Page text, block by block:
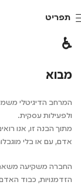
תפריט
♿
מבוא
המרחב הדיגיטלי
ולפעילות עסקית.
מתוך הבנה זו, אנו
אדם, עם או בלי
החברה משקיעה
הזדמנויות, כבוד